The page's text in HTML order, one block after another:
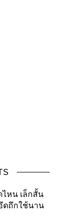
หน เล็กสั้น
ดถึกใช้นาน